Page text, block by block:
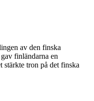
av den finska
finländarna en
stärkte tron på det finska